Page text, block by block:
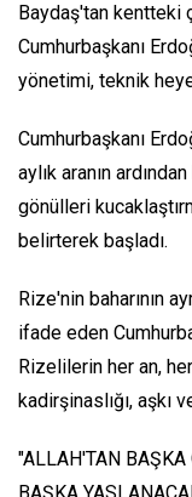
Baydaş'tan kentteki
Cumhurbaşkanı
yönetimi, teknik
Cumhurbaşkanı
aylık aranın
gönülleri
belirterek başladı.
Rize'nin baharının
ifade eden
Rizelilerin her an,
kadirşinaslığı, aşkı
"ALLAH'TAN BAŞKA